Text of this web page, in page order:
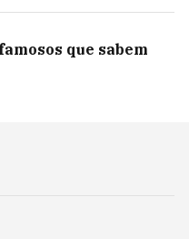
que sabem